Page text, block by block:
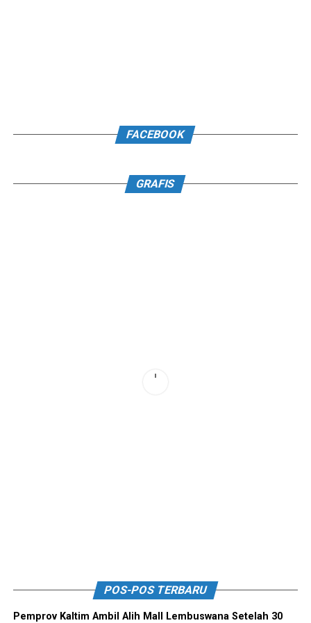
FACEBOOK
GRAFIS
POS-POS TERBARU
Pemprov Kaltim Ambil Alih Mall Lembuswana Setelah 30